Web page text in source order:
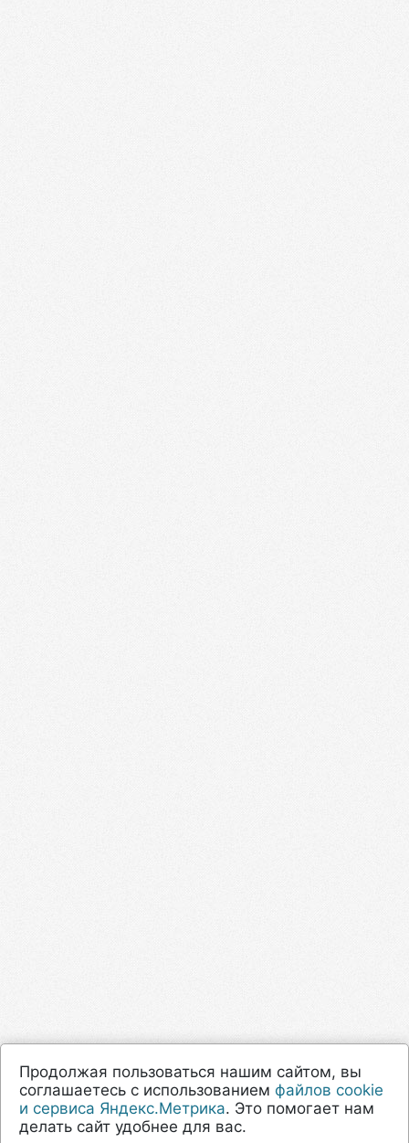
Продолжая пользоваться нашим сайтом, вы
соглашаетесь с использованием файлов cookie
и сервиса Яндекс.Метрика. Это помогает нам
делать сайт удобнее для вас.